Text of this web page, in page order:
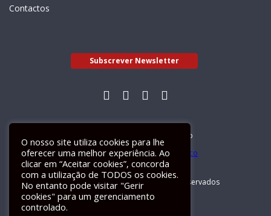
Contactos
Subscrever Newsletter
Livro de Reclamações Electrónico
GALILEU 2026 © Todos os direitos reservados
O nosso site utiliza cookies para lhe
oferecer uma melhor experiência. Ao
clicar em “Aceitar cookies”, concorda
com a utilização de TODOS os cookies.
No entanto pode visitar "Gerir
cookies" para um gerenciamento
controlado.